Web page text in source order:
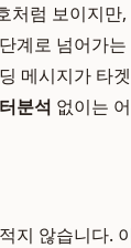
럼 보이지
계로 넘어가
메시지가 타
분석 없이는
지 않습니다.